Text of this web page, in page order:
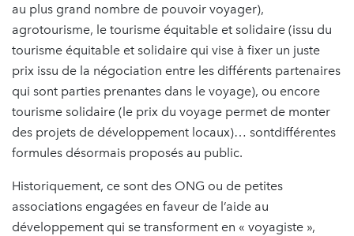
au plus grand nombre de pouvoir voyager),
agrotourisme, le tourisme équitable et solidaire (issu du
tourisme équitable et solidaire qui vise à fixer un juste
prix issu de la négociation entre les différents partenaires
qui sont parties prenantes dans le voyage), ou encore
tourisme solidaire (le prix du voyage permet de monter
des projets de développement locaux)… sontdifférentes
formules désormais proposés au public.
Historiquement, ce sont des ONG ou de petites
associations engagées en faveur de l’aide au
développement qui se transforment en « voyagiste »,